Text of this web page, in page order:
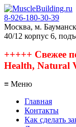
8-926-180-30-39
Москва, м.
40/12 корпус 6,
+++++ Свежее
Health, Natural
≡ Меню
Главная
Контакты
Как сделать